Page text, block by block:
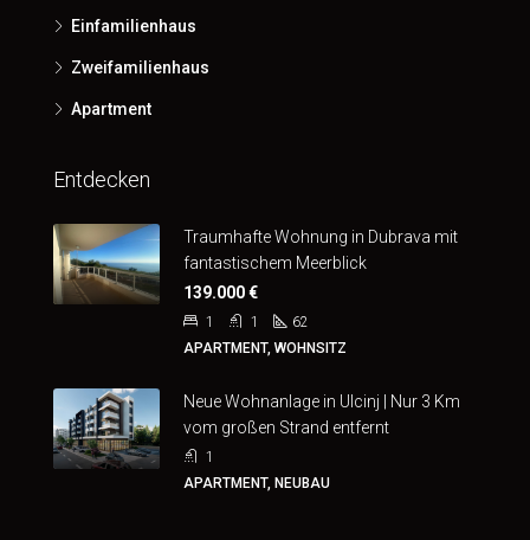
Einfamilienhaus
Zweifamilienhaus
Apartment
Entdecken
Traumhafte Wohnung in Dubrava mit
fantastischem Meerblick
139.000 €
1 1
62
APARTMENT, WOHNSITZ
Neue Wohnanlage in Ulcinj | Nur 3 Km
vom großen Strand entfernt
1
APARTMENT, NEUBAU